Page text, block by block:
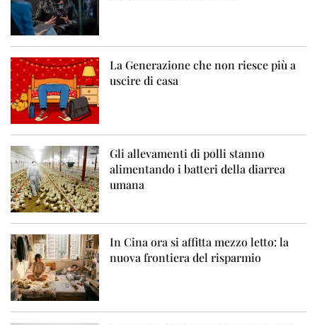
La Generazione che non riesce più a
uscire di casa
Gli allevamenti di polli stanno
alimentando i batteri della diarrea
umana
In Cina ora si affitta mezzo letto: la
nuova frontiera del risparmio